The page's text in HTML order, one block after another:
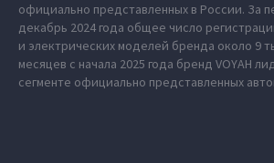
официально представленных в России. За
декабрь 2024 года общее число
и электрических моделей бренда около 9
месяцев с начала 2025 года бренд VOYAH
сегменте официально представленных